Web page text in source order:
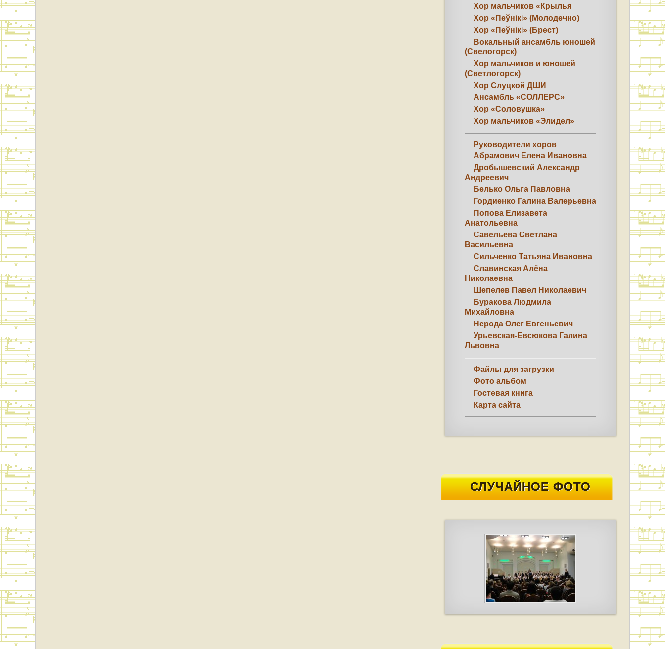
Хор мальчиков «Крылья
Хор «Пеўнікі» (Молодечно)
Хор «Пеўнікі» (Брест)
Вокальный ансамбль юношей
(Свелогорск)
Хор мальчиков и юношей
(Светлогорск)
Хор Слуцкой ДШИ
Ансамбль «СОЛЛЕРС»
Хор «Соловушка»
Хор мальчиков «Элидел»
Руководители хоров
Абрамович Елена Ивановна
Дробышевский Александр
Андреевич
Белько Ольга Павловна
Гордиенко Галина Валерьевна
Попова Елизавета
Анатольевна
Савельева Светлана
Васильевна
Сильченко Татьяна Ивановна
Славинская Алёна
Николаевна
Шепелев Павел Николаевич
Буракова Людмила
Михайловна
Нерода Олег Евгеньевич
Урьевская-Евсюкова Галина
Львовна
Файлы для загрузки
Фото альбом
Гостевая книга
Карта сайта
СЛУЧАЙНОЕ ФОТО